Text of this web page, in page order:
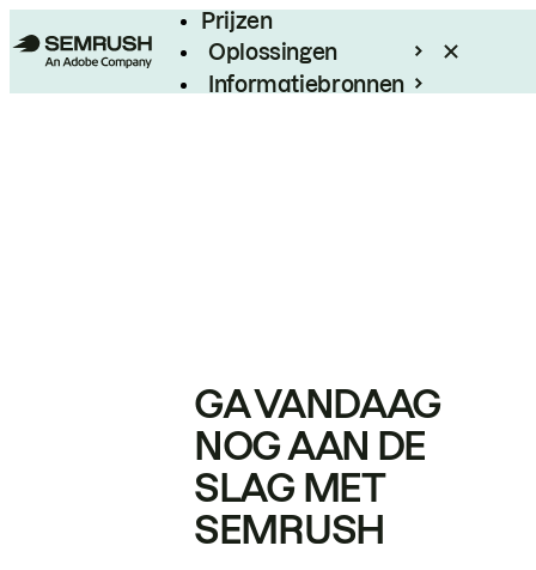
Prijzen
Oplossingen
Informatiebronnen
GA VANDAAG
NOG AAN DE
SLAG MET
SEMRUSH